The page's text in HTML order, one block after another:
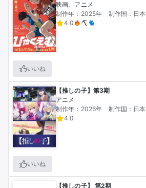
映画、アニメ
制作年：2025年
制作国：日本
4.0
いいね
【推しの子】第3期
アニメ
制作年：2026年
制作国：日本
4.0
いいね
【推しの子】 第2期